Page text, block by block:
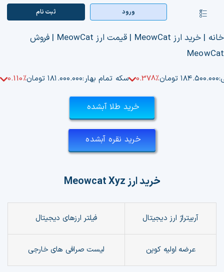
content
کنترلر
صفحه‌بندی
صفحه اصلی
تابلوخوانی ارزهای دیجیتال
کوین مارکت کپ
فیلتر ارزهای دیجیتال
ورود ثبت‌ نام
خانه |
خرید ارز MeowCat | قیمت ارز MeowCat | فروش
MeowCat
۱۸۴.۵۰۰.۰۰۰ تومان 0.378% سکه تمام بهار:۱۸۱.۰۰۰.۰۰۰ تومان 0.110%
خرید طلا آبشده
خرید نقره آبشده
خرید ارزMeowcat Xyz
آربیتراژ ارز دیجیتال فیلتر ارزهای دیجیتال
عرضه اولیه کوین لیست صرافی های خارجی